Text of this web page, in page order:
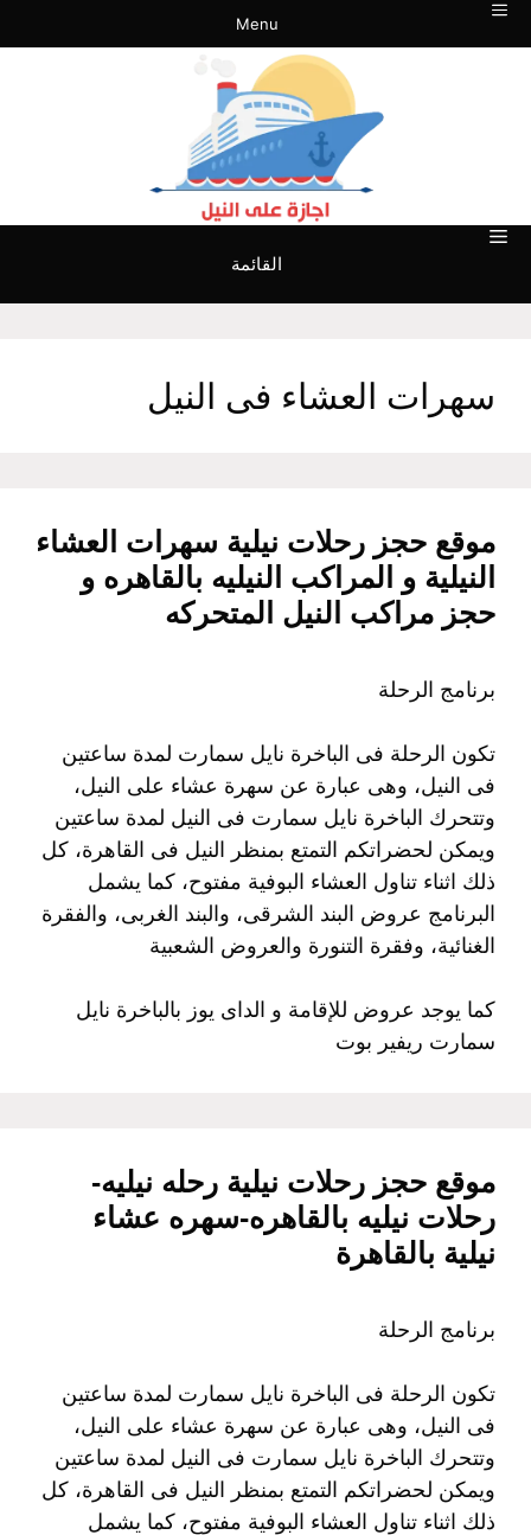
انتقل
إلى
Menu
القائمة
سهرات العشاء فى النيل
موقع حجز رحلات نيلية سهرات العشاء
النيلية و المراكب النيليه بالقاهره و
حجز مراكب النيل المتحركه
برنامج الرحلة
تكون الرحلة فى الباخرة نايل سمارت لمدة ساعتين
فى النيل، وهى عبارة عن سهرة عشاء على النيل،
وتتحرك الباخرة نايل سمارت فى النيل لمدة ساعتين
ويمكن لحضراتكم التمتع بمنظر النيل فى القاهرة، كل
ذلك اثناء تناول العشاء البوفية مفتوح، كما يشمل
البرنامج عروض البند الشرقى، والبند الغربى، والفقرة
الغنائية، وفقرة التنورة والعروض الشعبية
كما يوجد عروض للإقامة و الداى يوز بالباخرة نايل
سمارت ريفير بوت
موقع حجز رحلات نيلية رحله نيليه-
رحلات نيليه بالقاهره-سهره عشاء
نيلية بالقاهرة
برنامج الرحلة
تكون الرحلة فى الباخرة نايل سمارت لمدة ساعتين
فى النيل، وهى عبارة عن سهرة عشاء على النيل،
وتتحرك الباخرة نايل سمارت فى النيل لمدة ساعتين
ويمكن لحضراتكم التمتع بمنظر النيل فى القاهرة، كل
ذلك اثناء تناول العشاء البوفية مفتوح، كما يشمل